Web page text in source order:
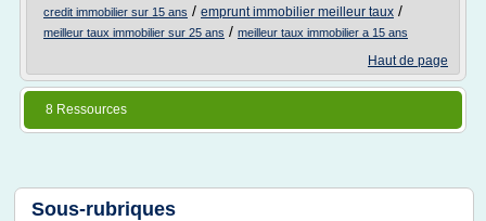
credit immobilier sur 15 ans / emprunt immobilier meilleur taux /
meilleur taux immobilier sur 25 ans / meilleur taux immobilier a 15 ans
Haut de page
8 Ressources
Sous-rubriques